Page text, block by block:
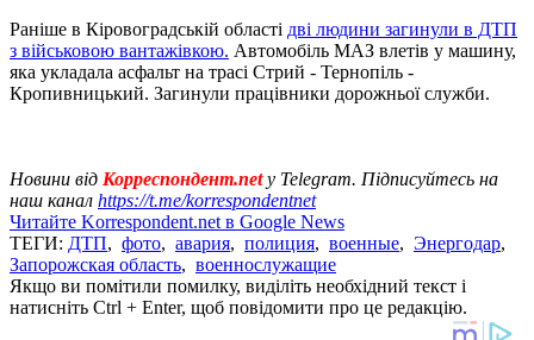
Раніше в Кіровоградській області дві людини загинули в ДТП
з військовою вантажівкою. Автомобіль МАЗ влетів у машину,
яка укладала асфальт на трасі Стрий - Тернопіль -
Кропивницький. Загинули працівники дорожньої служби.
Новини від Корреспондент.netу Telegram. Підписуйтесь на
наш канал https://t.me/korrespondentnet
Читайте Korrespondent.net в Google News
ТЕГИ: ДТП, фото, авария, полиция, военные, Энергодар,
Запорожская область, военнослужащие
Якщо ви помітили помилку, виділіть необхідний текст і
натисніть Ctrl + Enter, щоб повідомити про це редакцію.